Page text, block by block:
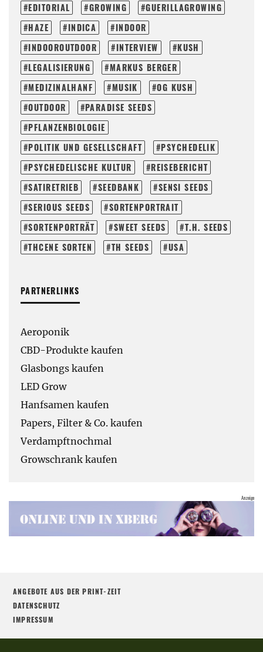
EDITORIAL
GROWING
GUERILLAGROWING
HAZE
INDICA
INDOOR
INDOOROUTDOOR
INTERVIEW
KUSH
LEGALISIERUNG
MARKUS BERGER
MEDIZINALHANF
MUSIK
OG KUSH
OUTDOOR
PARADISE SEEDS
PFLANZENBIOLOGIE
POLITIK UND GESELLSCHAFT
PSYCHEDELIK
PSYCHEDELISCHE KULTUR
REISEBERICHT
SATIRETRIEB
SEEDBANK
SENSI SEEDS
SERIOUS SEEDS
SORTENPORTRAIT
SORTENPORTRÄT
SWEET SEEDS
T.H. SEEDS
THCENE SORTEN
TH SEEDS USA
PARTNERLINKS
Aeroponik
CBD-Produkte kaufen
Glasbongs kaufen
LED Grow
Hanfsamen kaufen
Papers, Filter & Co. kaufen
Verdampftnochmal
Growschrank kaufen
ANGEBOTE AUS DER PRINT-ZEIT
DATENSCHUTZ
IMPRESSUM